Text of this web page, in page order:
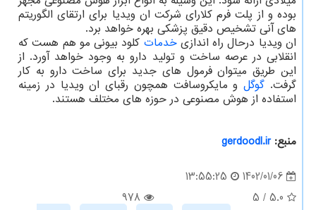
بوده و از پلت فرم کلارای شرکت ان ویدیا برای ارتقای الگوریتم
های آنی تشخیص دقیق پزشکی بهره خواهد برد.
ان ویدیا درحال راه اندازیخدمات کلود بیونی مو هم هست که
انقلابی در عرصه ساخت و تولید دارو به وجود خواهد آورد. از
این طریق میتوان فرمول های جدید برای ساخت دارو به کار
گرفت. گوگلو مایکروسافت همچون رقبای ان ویدیا در زمینه
استفاده از هوش مصنوعی در حوزه های مختلف هستند.
منبع:gerdoodl.ir
1402/01/06
13:55:25
5.0
/
5
978